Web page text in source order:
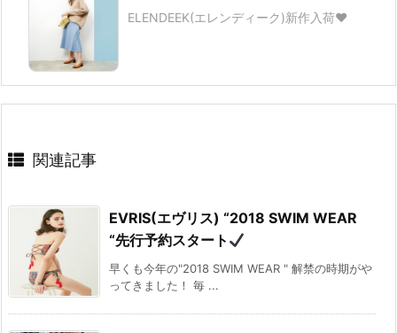
ELENDEEK(エレンディーク)新作入荷♥
関連記事
EVRIS(エヴリス) “2018 SWIM WEAR
“先行予約スタート
早くも今年の"2018 SWIM WEAR " 解禁の時期がや
ってきました！ 毎 ...